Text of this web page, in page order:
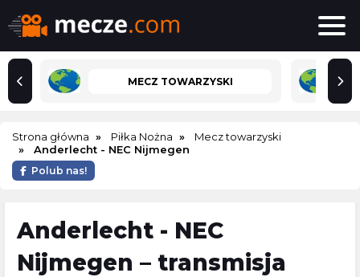
MECZ TOWARZYSKI
Strona główna Piłka Nożna
Mecz towarzyski
Anderlecht - NEC Nijmegen
Polub nas!
Anderlecht - NEC
Nijmegen – transmisja